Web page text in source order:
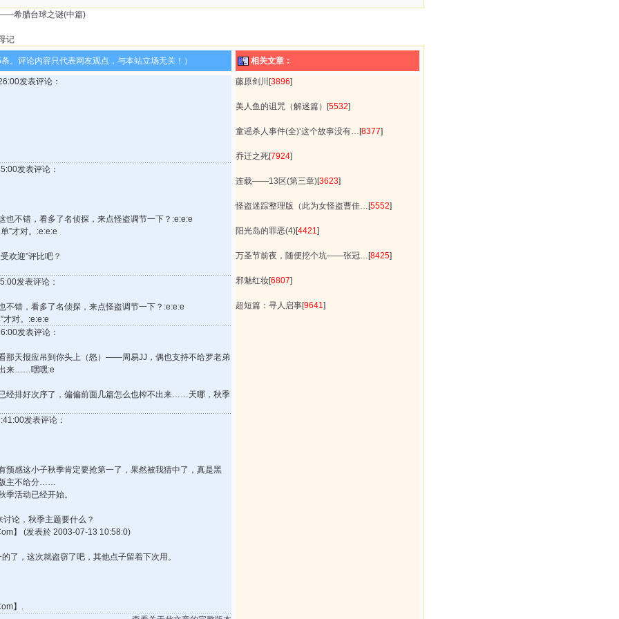
希腊台球之谜(中篇)
记
。评论内容只代表网友观点，与本站立场无关！） 相关文章：
发表评论：
发表评论：
也不错，看多了名侦探，来点怪盗调节一下？:e:e:e
”才对。:e:e:e
欢迎”评比吧？
发表评论：
不错，看多了名侦探，来点怪盗调节一下？:e:e:e
才对。:e:e:e
发表评论：
天报应吊到你头上（怒）——周易JJ，偶也支持不给罗老弟
来……嘿嘿:e
经排好次序了，偏偏前面几篇怎么也榨不出来……天哪，秋季
发表评论：
预感这小子秋季肯定要抢第一了，果然被我猜中了，真是黑
主不给分……
季活动已经开始。
论，秋季主题要什么？
】 (发表於 2003-07-13 10:58:0)
了，这次就盗窃了吧，其他点子留着下次用。
】.
藤原剑川 [3896]
美人鱼的诅咒（解迷篇） [5532]
童谣杀人事件(全)‘这个故事没有… [8377]
乔迁之死[7924]
连载——13区(第三章)[3623]
怪盗迷踪整理版（此为女怪盗曹佳… [5552]
阳光岛的罪恶(4)[4421]
万圣节前夜，随便挖个坑——张冠… [8425]
邪魅红妆[6807]
超短篇：寻人启事[9641]